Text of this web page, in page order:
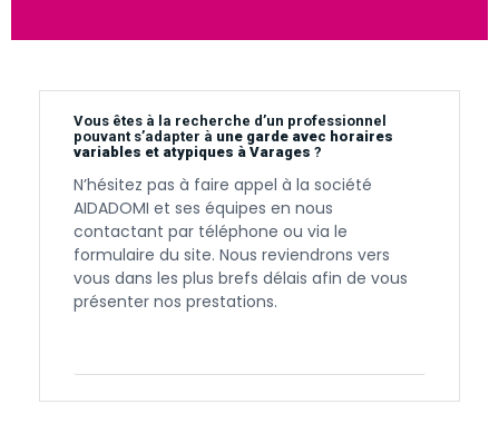
Vous êtes à la recherche d’un professionnel
pouvant s’adapter à une garde avec horaires
variables et atypiques à Varages ?
N’hésitez pas à faire appel à la société
AIDADOMI et ses équipes en nous
contactant par téléphone ou via le
formulaire du site. Nous reviendrons vers
vous dans les plus brefs délais afin de vous
présenter nos prestations.